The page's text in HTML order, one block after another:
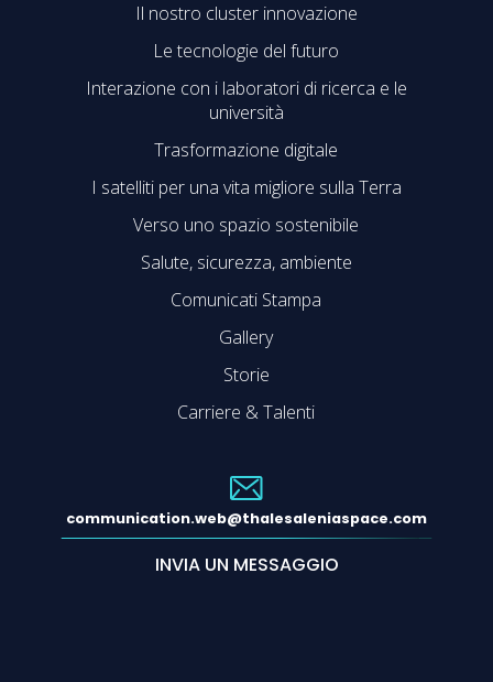
Il nostro cluster innovazione
Le tecnologie del futuro
Interazione con i laboratori di ricerca e le
università
Trasformazione digitale
I satelliti per una vita migliore sulla Terra
Verso uno spazio sostenibile
Salute, sicurezza, ambiente
Comunicati Stampa
Gallery
Storie
Carriere & Talenti
communication.web@thalesaleniaspace.com
INVIA UN MESSAGGIO